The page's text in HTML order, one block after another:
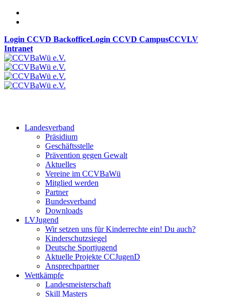
Login CCVD BackofficeLogin CCVD CampusCCVLV
Intranet
Landesverband
Präsidium
Geschäftsstelle
Prävention gegen Gewalt
Aktuelles
Vereine im CCVBaWü
Mitglied werden
Partner
Bundesverband
Downloads
LVJugend
Wir setzen uns für Kinderrechte ein! Du auch?
Kinderschutzsiegel
Deutsche Sportjugend
Aktuelle Projekte CCJugenD
Ansprechpartner
Wettkämpfe
Landesmeisterschaft
Skill Masters